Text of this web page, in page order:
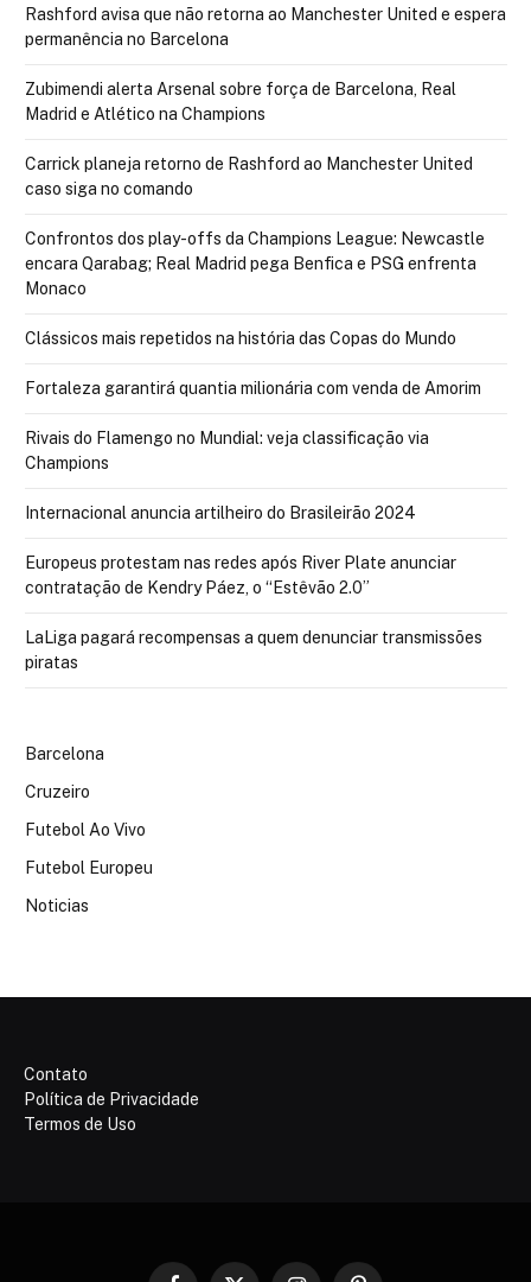
Rashford avisa que não retorna ao Manchester United e espera
permanência no Barcelona
Zubimendi alerta Arsenal sobre força de Barcelona, Real
Madrid e Atlético na Champions
Carrick planeja retorno de Rashford ao Manchester United
caso siga no comando
Confrontos dos play-offs da Champions League: Newcastle
encara Qarabag; Real Madrid pega Benfica e PSG enfrenta
Monaco
Clássicos mais repetidos na história das Copas do Mundo
Fortaleza garantirá quantia milionária com venda de Amorim
Rivais do Flamengo no Mundial: veja classificação via
Champions
Internacional anuncia artilheiro do Brasileirão 2024
Europeus protestam nas redes após River Plate anunciar
contratação de Kendry Páez, o “Estêvão 2.0”
LaLiga pagará recompensas a quem denunciar transmissões
piratas
Barcelona
Cruzeiro
Futebol Ao Vivo
Futebol Europeu
Noticias
Contato
Política de Privacidade
Termos de Uso